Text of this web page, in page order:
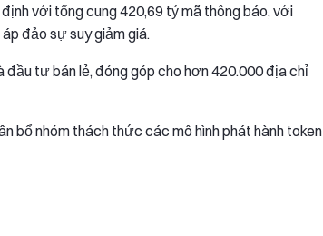
với tổng cung 420,69 tỷ mã thông báo, với
đảo sự suy giảm giá.
tư bán lẻ, đóng góp cho hơn 420.000 địa chỉ
bổ nhóm thách thức các mô hình phát hành token